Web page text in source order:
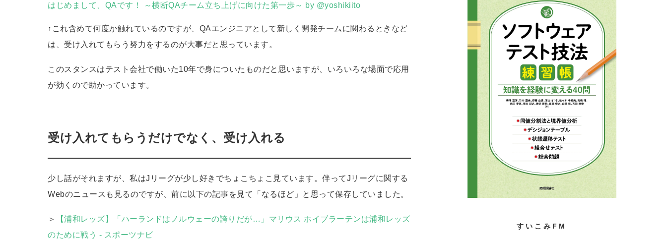
はじめまして、QAです！ ～横断QAチーム立ち上げに向けた第一歩～ by @yoshikiito
↑これ含めて何度か触れているのですが、QAエンジニアとして新しく開発チームに関わるときなど
は、受け入れてもらう努力をするのが大事だと思っています。
このスタンスはテスト会社で働いた10年で身についたものだと思いますが、いろいろな場面で応用
が効くので助かっています。
受け入れてもらうだけでなく、受け入れる
少し話がそれますが、私はJリーグが少し好きでちょこちょこ見ています。伴ってJリーグに関する
Webのニュースも見るのですが、前に以下の記事を見て「なるほど」と思って保存していました。
＞
【浦和レッズ】「ハーランドはノルウェーの誇りだが…」マリウス ホイブラーテンは浦和レッズ
のために戦う - スポーツナビ
すいこみFM